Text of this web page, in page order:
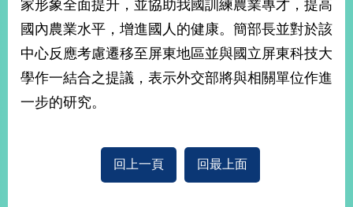
民
服
本
家形象全面提升，並協助我國訓練農業專才，提高
國內農業水平，增進國人的健康。簡部長並對於該
中心反應考慮遷移至屏東地區並與國立屏東科技大
學作一結合之提議，表示外交部將與相關單位作進
一步的研究。
回上一頁 回最上面